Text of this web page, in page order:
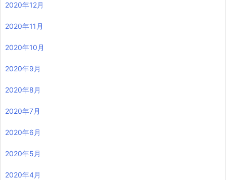
2020年12月
2020年11月
2020年10月
2020年9月
2020年8月
2020年7月
2020年6月
2020年5月
2020年4月